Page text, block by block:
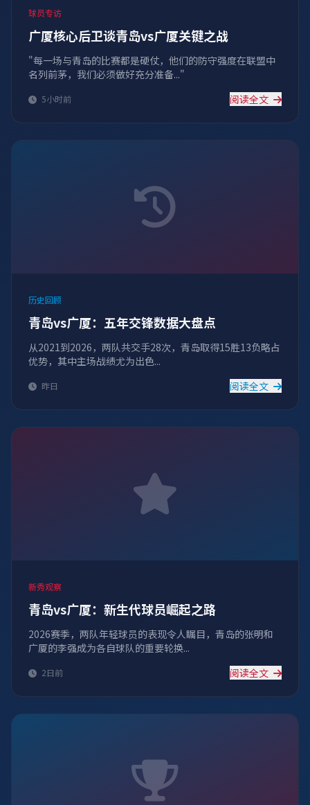
球员专访
广厦核心后卫谈青岛vs广厦关键之战
"每一场与青岛的比赛都是硬仗，他们的防守强度在联盟中
名列前茅，我们必须做好充分准备..."
5小时前 阅读全文
历史回顾
青岛vs广厦：五年交锋数据大盘点
从2021到2026，两队共交手28次，青岛取得15胜13负略占
优势，其中主场战绩尤为出色...
昨日 阅读全文
新秀观察
青岛vs广厦：新生代球员崛起之路
2026赛季，两队年轻球员的表现令人瞩目，青岛的张明和
广厦的李强成为各自球队的重要轮换...
2日前 阅读全文